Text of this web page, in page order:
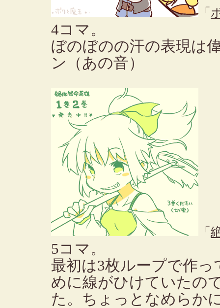
「
4コマ。
ぼのぼのの汗の表現は
ン（あの音）
「
5コマ。
最初は3枚ループで作
めに線がひけていたの
た。ちょっとなめらか